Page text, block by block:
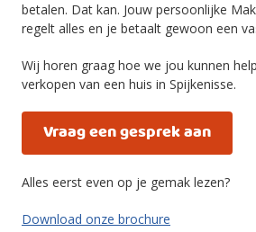
betalen. Dat kan. Jouw persoonlijke
regelt alles en je betaalt gewoon een
Wij horen graag hoe we jou kunnen
verkopen van een huis in Spijkenisse.
Vraag een gesprek aan
Alles eerst even op je gemak lezen?
Download onze brochure